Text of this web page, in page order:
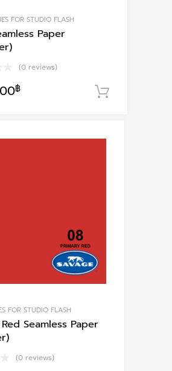
FOR STUDIO FLASH
Paper
(0 reviews)
฿
FOR STUDIO FLASH
Seamless Paper
(0 reviews)